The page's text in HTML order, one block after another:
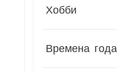
Хобби
Времена года